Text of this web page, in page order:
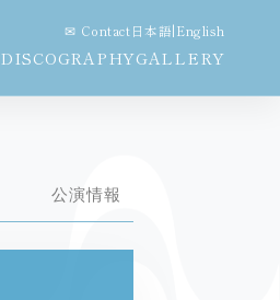
✉ Contact日本語|English
DISCOGRAPHYGALLERY
公演情報